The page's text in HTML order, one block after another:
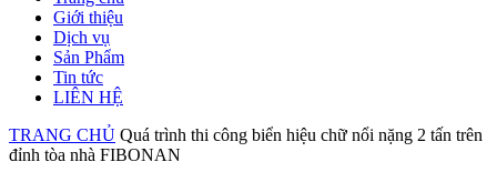
Giới thiệu
Dịch vụ
Sản Phẩm
Tin tức
LIÊN HỆ
TRANG CHỦ Quá trình thi công biển hiệu chữ nổi nặng 2 tấn trên
đỉnh tòa nhà FIBONAN